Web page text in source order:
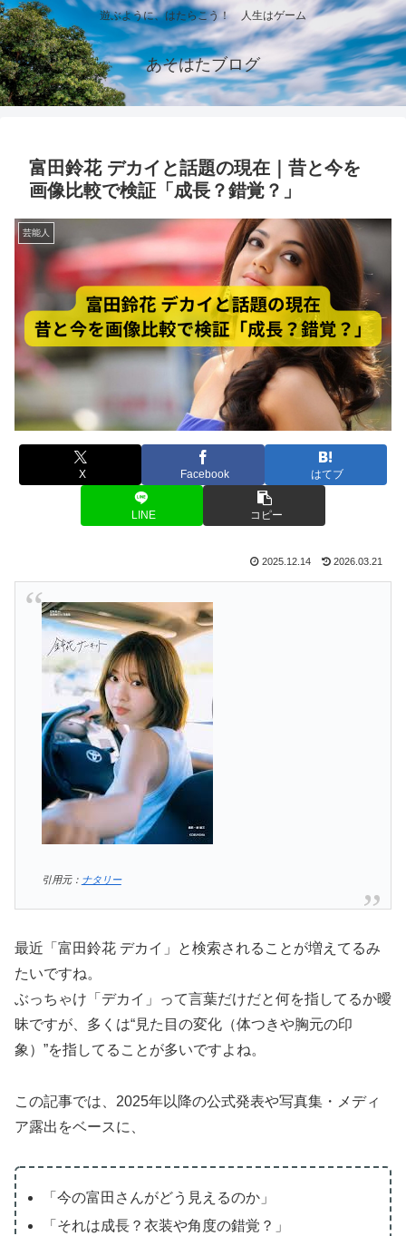
遊ぶように、はたらこう！ 人生はゲーム
あそはたブログ
富田鈴花 デカイと話題の現在｜昔と今を
画像比較で検証「成長？錯覚？」
芸能人
X Facebook はてブ
LINE コピー
2025.12.14 2026.03.21
引用元： ナタリー
最近「富田鈴花 デカイ」と検索されることが増えてるみ
たいですね。
ぶっちゃけ「デカイ」って言葉だけだと何を指してるか曖
昧ですが、多くは“見た目の変化（体つきや胸元の印
象）”を指してることが多いですよね。
この記事では、2025年以降の公式発表や写真集・メディ
ア露出をベースに、
「今の富田さんがどう見えるのか」
「それは成長？衣装や角度の錯覚？」